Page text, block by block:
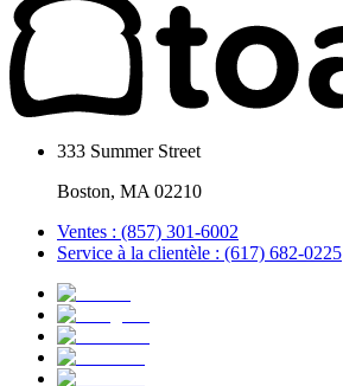
333 Summer Street
Boston, MA 02210
Ventes : (857) 301-6002
Service à la clientèle : (617) 682-0225